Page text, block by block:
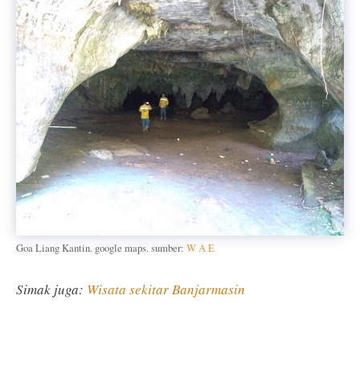
Goa Liang Kantin. google maps. sumber: W A E
Simak juga: Wisata sekitar Banjarmasin